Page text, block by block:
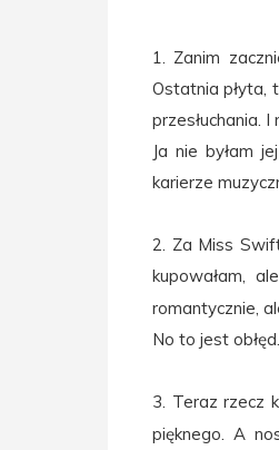
1. Zanim
Ostatnia płyta,
przesłuchania.
Ja nie byłam
karierze
2. Za Miss
kupowałam,
romantycznie,
No to jest
3. Teraz rzecz
pięknego. A